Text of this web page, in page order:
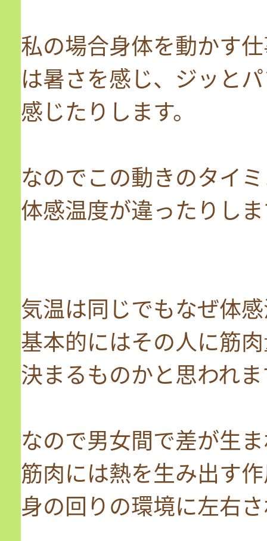
私の場合身体を動かす
は暑さを感じ、ジッと
感じたりします。
なのでこの動きのタイ
体感温度が違ったりし
気温は同じでもなぜ体
基本的にはその人に筋
決まるものかと思われ
なので男女間で差が生
筋肉には熱を生み出す
身の回りの環境に左右